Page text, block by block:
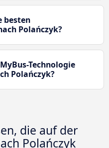
besten
Polańczyk?
Technologie
Polańczyk?
die auf der
Polańczyk